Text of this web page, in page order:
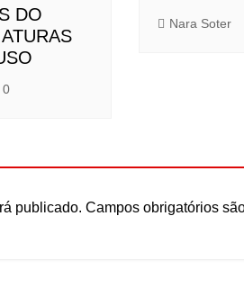
DO
0
Nara Soter
publicado. Campos obrigatórios